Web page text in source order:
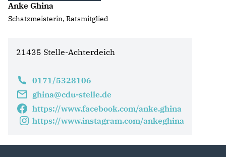
Anke Ghina
Schatzmeisterin, Ratsmitglied
21435 Stelle-Achterdeich
0171/5328106
ghina@cdu-stelle.de
https://www.facebook.com/anke.ghina
https://www.instagram.com/ankeghina